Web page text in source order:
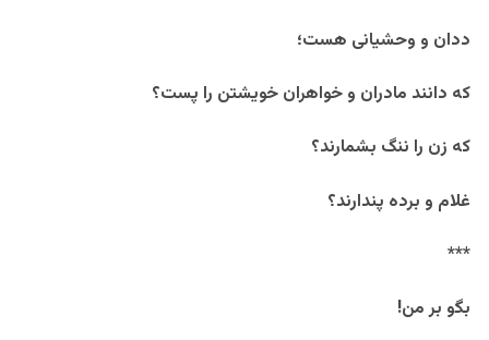
ددان و وحشیانی هست؛
که دانند مادران و خواهران خویشتن را پست؟
که زن را ننگ بشمارند؟
غلام و برده پندارند؟
***
بگو بر من!